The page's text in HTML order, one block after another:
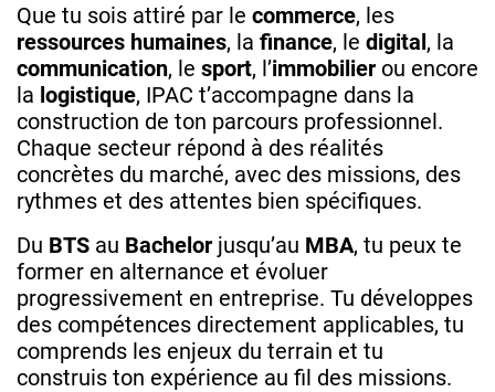
Que tu sois attiré par le commerce, les
ressources humaines, la finance, le digital, la
communication, le sport, l’immobilier ou encore
la logistique, IPAC t’accompagne dans la
construction de ton parcours professionnel.
Chaque secteur répond à des réalités
concrètes du marché, avec des missions, des
rythmes et des attentes bien spécifiques.
Du BTS au Bachelor jusqu’au MBA, tu peux te
former en alternance et évoluer
progressivement en entreprise. Tu développes
des compétences directement applicables, tu
comprends les enjeux du terrain et tu
construis ton expérience au fil des missions.